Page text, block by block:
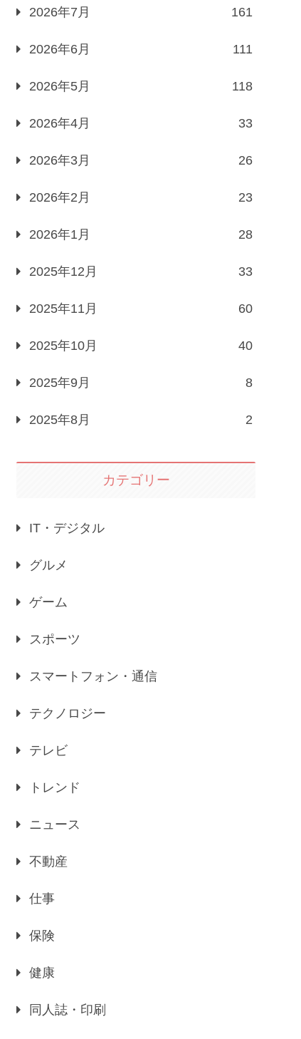
2026年7月 161
2026年6月 111
2026年5月 118
2026年4月 33
2026年3月 26
2026年2月 23
2026年1月 28
2025年12月 33
2025年11月 60
2025年10月 40
2025年9月 8
2025年8月 2
カテゴリー
IT・デジタル
グルメ
ゲーム
スポーツ
スマートフォン・通信
テクノロジー
テレビ
トレンド
ニュース
不動産
仕事
保険
健康
同人誌・印刷